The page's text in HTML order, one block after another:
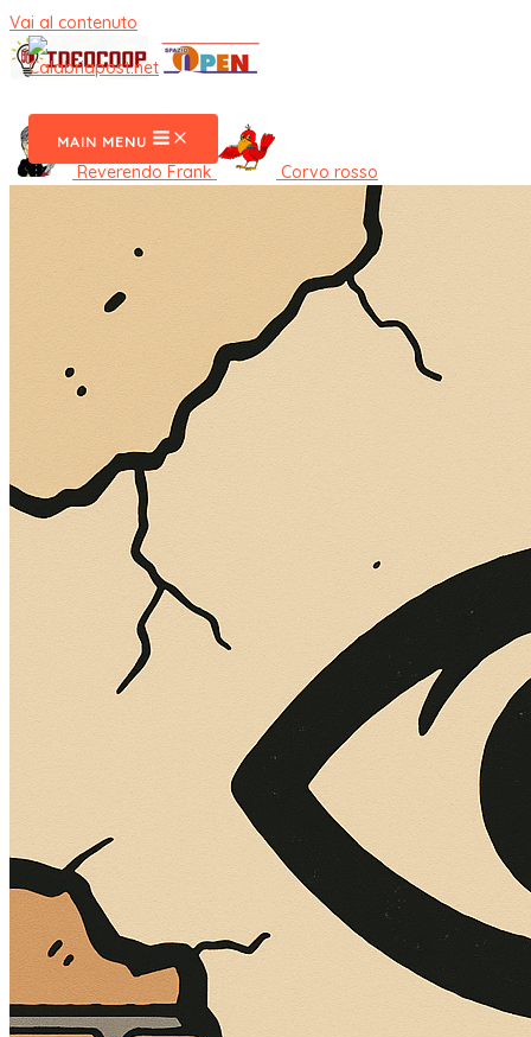
Vai al contenuto
MAIN MENU
Reverendo Frank Corvo rosso